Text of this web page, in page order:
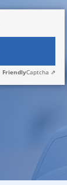
FriendlyCaptcha ⇗